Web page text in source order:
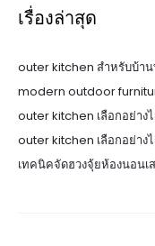
เรื่องล่าสุด
outer kitchen สำหรับบ้าน
modern outdoor
outer kitchen เลือกอย่าง
outer kitchen เลือกอย่าง
เทคนิคจัดฮวงจุ้ยห้องนอน